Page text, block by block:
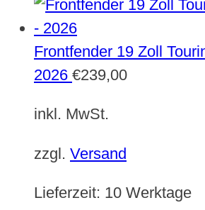
Frontfender 19 Zoll
2026 €239,00
inkl. MwSt.
zzgl. Versand
Lieferzeit: 10 Werktage